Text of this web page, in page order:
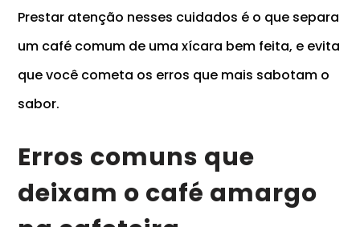
Prestar atenção nesses cuidados é o que separa
um café comum de uma xícara bem feita, e evita
que você cometa os erros que mais sabotam o
sabor.
Erros comuns que
deixam o café amargo